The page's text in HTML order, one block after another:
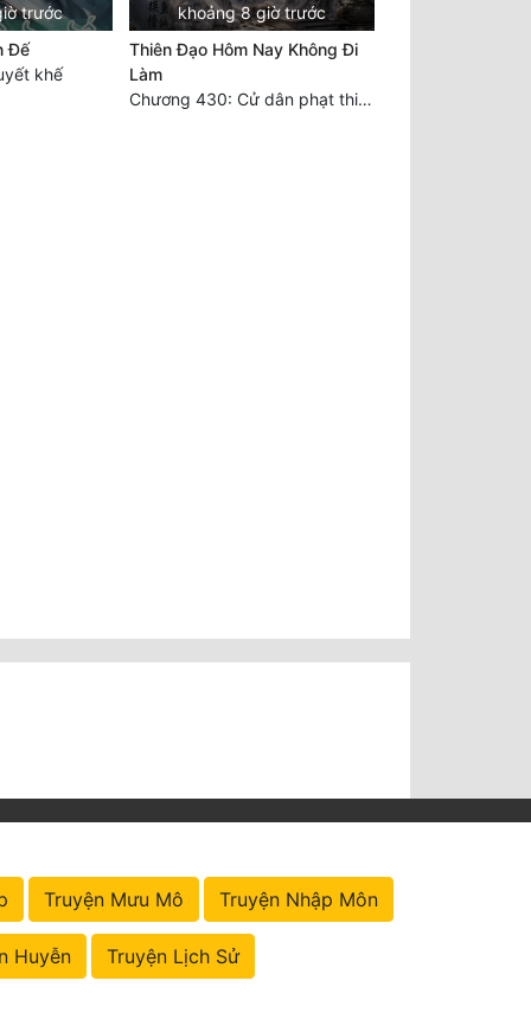
trước
Đế
khế
khoảng 8 giờ trước
Thiên Đạo Hôm Nay Không Đi
Làm
Chương 430: Cử dân phạt thiên (3)
Truyện Mưu Mô Truyện Nhập Môn
Huyễn Truyện Lịch Sử